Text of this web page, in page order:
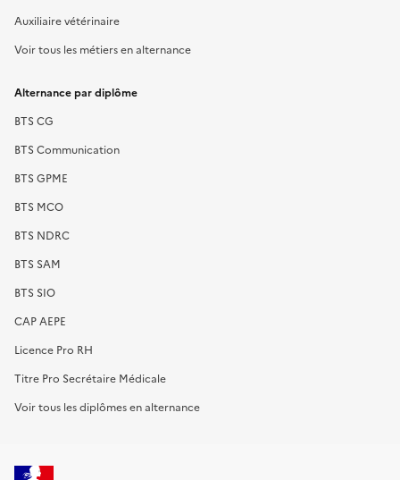
Auxiliaire vétérinaire
Voir tous les métiers en alternance
Alternance par diplôme
BTS CG
BTS Communication
BTS GPME
BTS MCO
BTS NDRC
BTS SAM
BTS SIO
CAP AEPE
Licence Pro RH
Titre Pro Secrétaire Médicale
Voir tous les diplômes en alternance